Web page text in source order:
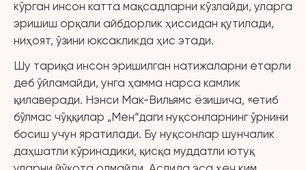
кўрган инсон катта мақсадларни кўзлайди, уларга
эришиш орқали айбдорлик ҳиссидан қутилади,
ниҳоят, ўзини юксакликда ҳис этади.
Шу тариқа инсон эришилган натижаларни етарли
деб ўйламайди, унга ҳамма нарса камлик
қилаверади. Нэнси Мак-Вильямс ёзишича, «етиб
бўлмас чўққилар „Мен“даги нуқсонларнинг ўрнини
босиш учун яратилади. Бу нуқсонлар шунчалик
даҳшатли кўринадики, қисқа муддатли ютуқ